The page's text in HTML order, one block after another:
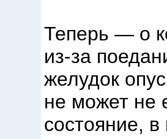
Теперь — о
из-за
желудок
не может не
состояние,